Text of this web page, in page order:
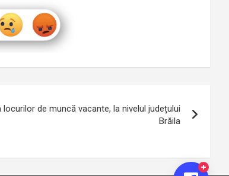
locurilor de muncă vacante, la nivelul județului
Brăila